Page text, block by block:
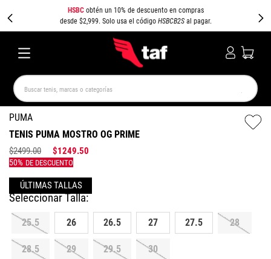
HSBCobtén un 10% de descuento en compras
desde $2,999. Solo usa el código HSBCB2Sal pagar.
Buscar tenis, marcas o categorías
PUMA
TENIS PUMA MOSTRO OG PRIME
$2499.00 $1249.50
25.5 26 26.5 27 27.5 28
28.5 29 29.5 30
TÉRMINOS MÁS BUSCADOS
NEW BALANCE SAMBA AIR FORCE 1
SPEEDCAT JORDAN 1